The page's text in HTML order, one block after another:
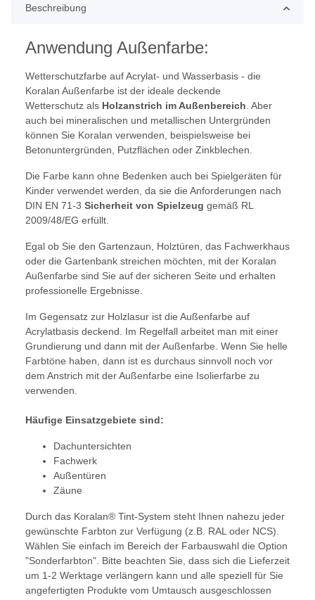
Beschreibung
Anwendung Außenfarbe:
Wetterschutzfarbe auf Acrylat- und Wasserbasis - die
Koralan Außenfarbe ist der ideale deckende
Wetterschutz als Holzanstrich im Außenbereich . Aber
auch bei mineralischen und metallischen Untergründen
können Sie Koralan verwenden, beispielsweise bei
Betonuntergründen, Putzflächen oder Zinkblechen.
Die Farbe kann ohne Bedenken auch bei Spielgeräten für
Kinder verwendet werden, da sie die Anforderungen nach
DIN EN 71-3 Sicherheit von Spielzeug gemäß RL
2009/48/EG erfüllt.
Egal ob Sie den Gartenzaun, Holztüren, das Fachwerkhaus
oder die Gartenbank streichen möchten, mit der Koralan
Außenfarbe sind Sie auf der sicheren Seite und erhalten
professionelle Ergebnisse.
Im Gegensatz zur Holzlasur ist die Außenfarbe auf
Acrylatbasis deckend. Im Regelfall arbeitet man mit einer
Grundierung und dann mit der Außenfarbe. Wenn Sie helle
Farbtöne haben, dann ist es durchaus sinnvoll noch vor
dem Anstrich mit der Außenfarbe eine Isolierfarbe zu
verwenden.
Häufige Einsatzgebiete sind:
Dachuntersichten
Fachwerk
Außentüren
Zäune
Durch das Koralan® Tint-System steht Ihnen nahezu jeder
gewünschte Farbton zur Verfügung (z.B. RAL oder NCS).
Wählen Sie einfach im Bereich der Farbauswahl die Option
"Sonderfarbton". Bitte beachten Sie, dass sich die Lieferzeit
um 1-2 Werktage verlängern kann und alle speziell für Sie
angefertigten Produkte vom Umtausch ausgeschlossen